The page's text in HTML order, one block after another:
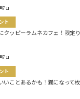
7日
ト
クッピーラムネカフェ！限定
7日
ト
いことあるかも！狐になって